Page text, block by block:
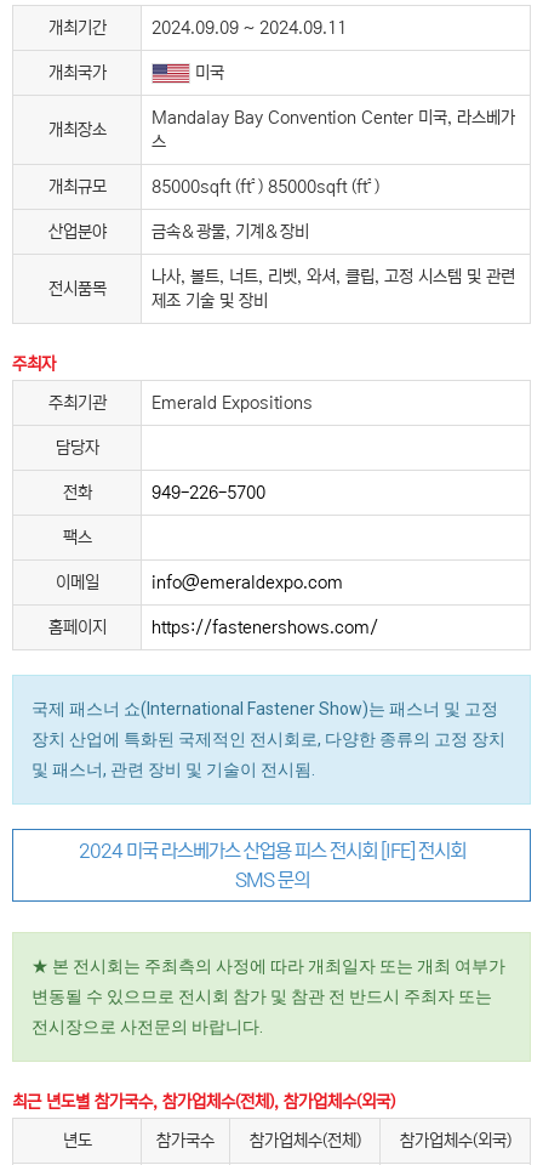
개최기간
2024.09.09 ~ 2024.09.11
개최국가 미국
개최장소
Mandalay Bay Convention Center 미국, 라스베가
스
개최규모 85000sqft (ft²) 85000sqft (ft²)
산업분야 금속＆광물, 기계＆장비
전시품목
나사, 볼트, 너트, 리벳, 와셔, 클립, 고정 시스템 및 관련
제조 기술 및 장비
주최자
주최기관
Emerald Expositions
담당자
전화 949-226-5700
팩스
이메일 info@emeraldexpo.com
홈페이지 https://fastenershows.com/
국제 패스너 쇼(International Fastener Show)는 패스너 및 고정
장치 산업에 특화된 국제적인 전시회로, 다양한 종류의 고정 장치
및 패스너, 관련 장비 및 기술이 전시됨.
2024 미국 라스베가스 산업용 피스 전시회 [IFE] 전시회
SMS 문의
★ 본 전시회는 주최측의 사정에 따라 개최일자 또는 개최 여부가
변동될 수 있으므로 전시회 참가 및 참관 전 반드시 주최자 또는
전시장으로 사전문의 바랍니다.
최근 년도별 참가국수, 참가업체수(전체), 참가업체수(외국)
년도
참가국수 참가업체수(전체) 참가업체수(외국)